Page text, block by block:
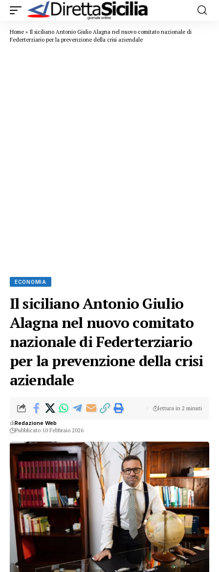
Home » Il siciliano Antonio Giulio Alagna nel nuovo comitato nazionale di
Federterziario per la prevenzione della crisi aziendale
ECONOMIA
Il siciliano Antonio Giulio
Alagna nel nuovo comitato
nazionale di Federterziario
per la prevenzione della crisi
aziendale
diRedazione Web
Pubblicato 10 Febbraio 2026
lettura in 2 minuti